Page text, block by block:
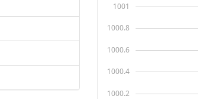
1000.2
1000.4
1000.6
1000.8
1001